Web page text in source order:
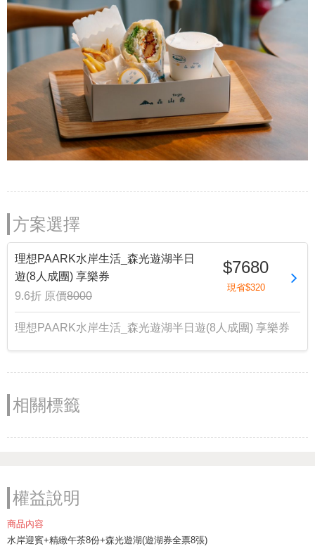
方案選擇
理想PAARK水岸生活_森光遊湖半日
遊(8人成團) 享樂券
9.6折 原價8000
$7680
現省$320
理想PAARK水岸生活_森光遊湖半日遊(8人成團) 享樂券
相關標籤
權益說明
商品內容
水岸迎賓+精緻午茶8份+森光遊湖(遊湖券全票8張)